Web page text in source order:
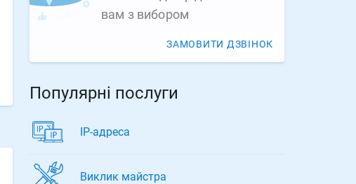
вам з вибором
ЗАМОВИТИ ДЗВІНОК
Популярні послуги
ІР-адреса
Виклик майстра